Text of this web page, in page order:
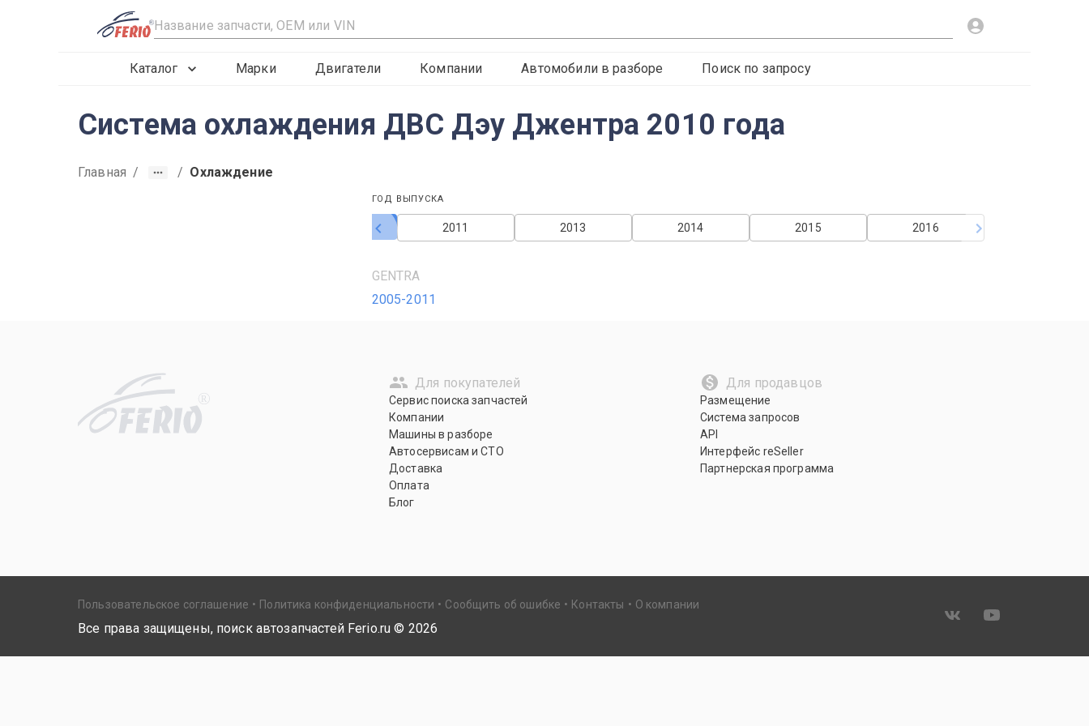
R
Каталог Марки Двигатели Компании Автомобили в разборе Поиск по запросу
Система охлаждения ДВС Дэу Джентра 2010 года
Главная / / Охлаждение
ГОД ВЫПУСКА
2016
2015
2014
2013
2011
GENTRA
2005-2011
R
Для покупателей
Сервис поиска запчастей
Компании
Машины в разборе
Автосервисам и СТО
Доставка
Оплата
Блог
Для продавцов
Размещение
Система запросов
API
Интерфейс reSeller
Партнерская программа
Пользовательское соглашение Политика конфиденциальности Сообщить об ошибке Контакты О компании
Все права защищены, поиск автозапчастей Ferio.ru © 2026